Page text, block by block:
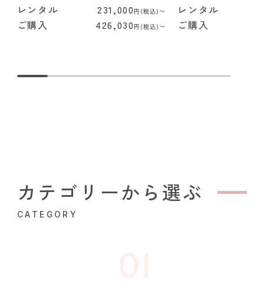
レンタル
231,000 円(税込)〜
ご購入 426,030 円(税込)〜
レンタル
ご購入
カテゴリーから選ぶ
CATEGORY